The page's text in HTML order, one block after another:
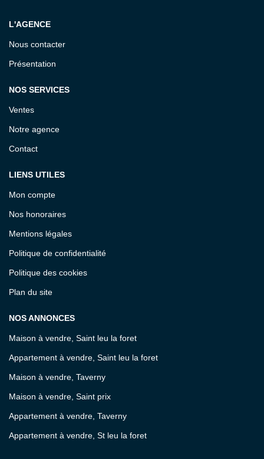
L'AGENCE
Nous contacter
Présentation
NOS SERVICES
Ventes
Notre agence
Contact
LIENS UTILES
Mon compte
Nos honoraires
Mentions légales
Politique de confidentialité
Politique des cookies
Plan du site
NOS ANNONCES
Maison à vendre, Saint leu la foret
Appartement à vendre, Saint leu la foret
Maison à vendre, Taverny
Maison à vendre, Saint prix
Appartement à vendre, Taverny
Appartement à vendre, St leu la foret